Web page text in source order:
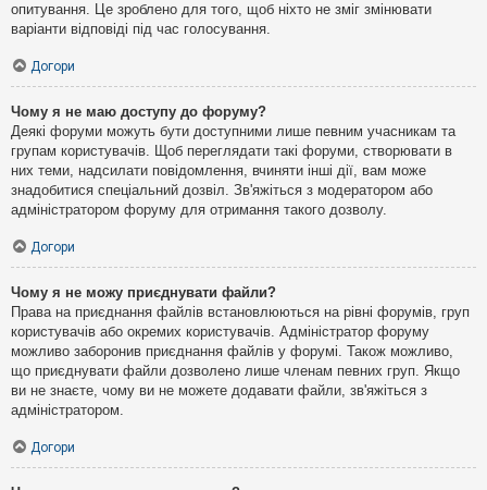
опитування. Це зроблено для того, щоб ніхто не зміг змінювати
варіанти відповіді під час голосування.
Догори
Чому я не маю доступу до форуму?
Деякі форуми можуть бути доступними лише певним учасникам та
групам користувачів. Щоб переглядати такі форуми, створювати в
них теми, надсилати повідомлення, вчиняти інші дії, вам може
знадобитися спеціальний дозвіл. Зв'яжіться з модератором або
адміністратором форуму для отримання такого дозволу.
Догори
Чому я не можу приєднувати файли?
Права на приєднання файлів встановлюються на рівні форумів, груп
користувачів або окремих користувачів. Адміністратор форуму
можливо заборонив приєднання файлів у форумі. Також можливо,
що приєднувати файли дозволено лише членам певних груп. Якщо
ви не знаєте, чому ви не можете додавати файли, зв'яжіться з
адміністратором.
Догори